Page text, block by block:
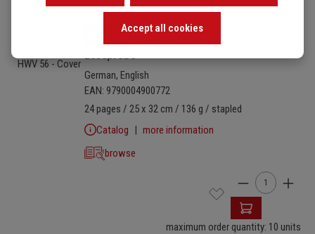
German, English
EAN: 9790004900772
24 pages / 25 x 32 cm / 136 g / stapled
Catalog
more information
browse
Product
maximum order quantity: 10 units
Accept all cookies